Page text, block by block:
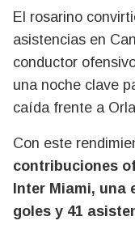
El rosarino
asistencias en
conductor
una noche clave
caída frente a
Con este
contribuciones
Inter Miami, una
goles y 41